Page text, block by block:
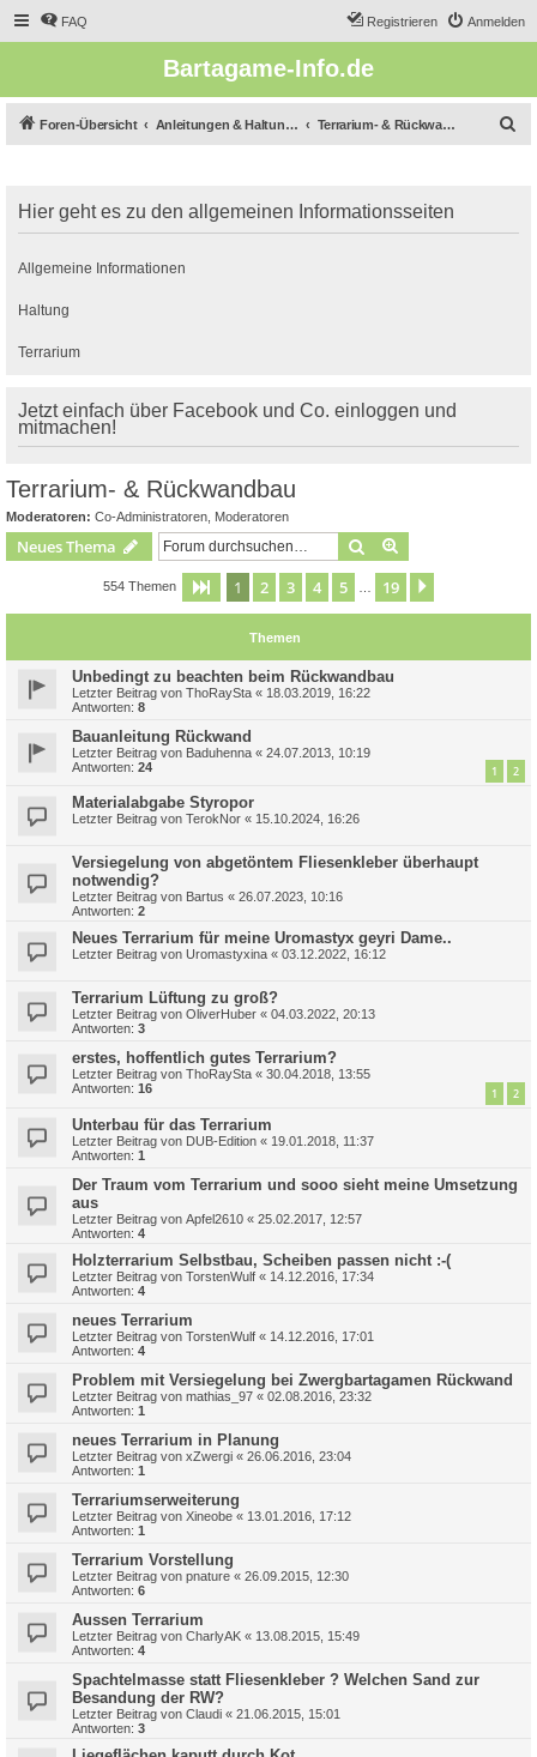
FAQ Anmelden
Registrieren
Bartagame-Info.de
Foren-Übersicht Anleitungen & Haltungsberichte Terrarium- & Rückwandbau
e
Hier geht es zu den allgemeinen Informationsseiten
Allgemeine Informationen
Haltung
Terrarium
Jetzt einfach über Facebook und Co. einloggen und
mitmachen!
Terrarium- & Rückwandbau
Moderatoren: Co-Administratoren Moderatoren
Neues Thema Suche
554 Themen Seite 1von 19
1 2 3 4 5 19
Themen
Unbedingt zu beachten beim Rückwandbau
Letzter Beitrag von ThoRaySta « 18.03.2019, 16:22
Antworten: 8
Bauanleitung Rückwand
Letzter Beitrag von Baduhenna « 24.07.2013, 10:19
Antworten: 24 1 2
Materialabgabe Styropor
Letzter Beitrag von TerokNor « 15.10.2024, 16:26
Versiegelung von abgetöntem Fliesenkleber überhaupt
notwendig?
Letzter Beitrag von Bartus « 26.07.2023, 10:16
Antworten: 2
Neues Terrarium für meine Uromastyx geyri Dame..
Letzter Beitrag von Uromastyxina « 03.12.2022, 16:12
Terrarium Lüftung zu groß?
Letzter Beitrag von OliverHuber « 04.03.2022, 20:13
Antworten: 3
erstes, hoffentlich gutes Terrarium?
Letzter Beitrag von ThoRaySta « 30.04.2018, 13:55
Antworten: 16 1 2
Unterbau für das Terrarium
Letzter Beitrag von DUB-Edition « 19.01.2018, 11:37
Antworten: 1
Der Traum vom Terrarium und sooo sieht meine Umsetzung
aus
Letzter Beitrag von Apfel2610 « 25.02.2017, 12:57
Antworten: 4
Holzterrarium Selbstbau, Scheiben passen nicht :-(
Letzter Beitrag von TorstenWulf « 14.12.2016, 17:34
Antworten: 4
neues Terrarium
Letzter Beitrag von TorstenWulf « 14.12.2016, 17:01
Antworten: 4
Problem mit Versiegelung bei Zwergbartagamen Rückwand
Letzter Beitrag von mathias_97 « 02.08.2016, 23:32
Antworten: 1
neues Terrarium in Planung
Letzter Beitrag von xZwergi « 26.06.2016, 23:04
Antworten: 1
Terrariumserweiterung
Letzter Beitrag von Xineobe « 13.01.2016, 17:12
Antworten: 1
Terrarium Vorstellung
Letzter Beitrag von pnature « 26.09.2015, 12:30
Antworten: 6
Aussen Terrarium
Letzter Beitrag von CharlyAK « 13.08.2015, 15:49
Antworten: 4
Spachtelmasse statt Fliesenkleber ? Welchen Sand zur
Besandung der RW?
Letzter Beitrag von Claudi « 21.06.2015, 15:01
Antworten: 3